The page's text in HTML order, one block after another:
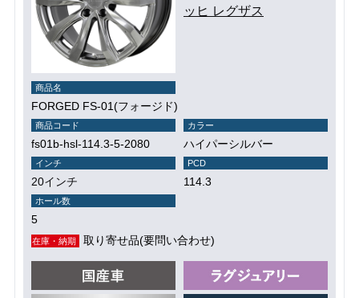
ッヒ レグザス
商品名
FORGED FS-01(フォージド)
商品コード
fs01b-hsl-114.3-5-2080
カラー
ハイパーシルバー
インチ
20インチ
PCD
114.3
ホール数
5
在庫・納期 取り寄せ品(要問い合わせ)